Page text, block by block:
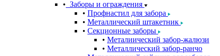
Заборы и ограждения
Профнастил для забора
Металлический штакетник
Секционные заборы
Металиический забор-жалюзи
Металлический забор-ранчо